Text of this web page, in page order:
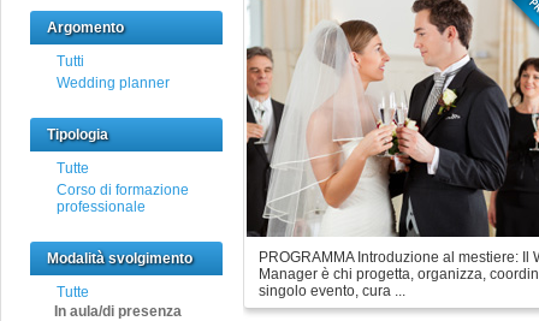
Argomento
Tutti
Wedding planner
Tipologia
Tutte
Corso di formazione
professionale
Modalità svolgimento
Tutte
In aula/di presenza
PROGRAMMA Introduzione al mestiere: Il
Manager è chi progetta, organizza,
singolo evento, cura ...